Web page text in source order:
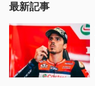
ン
最新記事